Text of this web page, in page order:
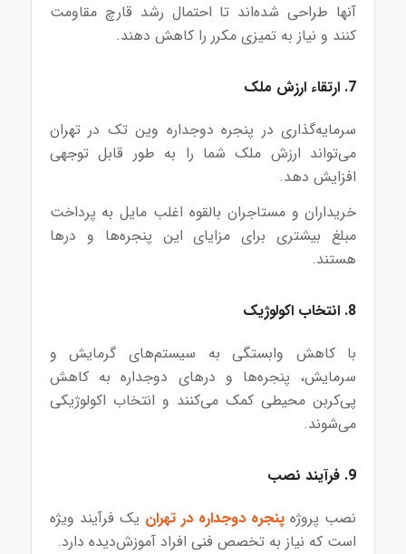
آنها طراحی شده‌اند تا احتمال رشد قارچ مقاومت
کنند و نیاز به تمیزی مکرر را کاهش دهند.
7. ارتقاء ارزش ملک
سرمایه‌گذاری در پنجره دوجداره وین تک در تهران
می‌تواند ارزش ملک شما را به طور قابل توجهی
افزایش دهد.
خریداران و مستاجران بالقوه اغلب مایل به پرداخت
مبلغ بیشتری برای مزایای این پنجره‌ها و درها
هستند.
8. انتخاب اکولوژیک
با کاهش وابستگی به سیستم‌های گرمایش و
سرمایش، پنجره‌ها و درهای دوجداره به کاهش
پی‌کربن محیطی کمک می‌کنند و انتخاب اکولوژیکی
می‌شوند.
9. فرآیند نصب
نصب پروژه پنجره دوجداره در تهران یک فرآیند ویژه
است که نیاز به تخصص فنی افراد آموزش‌دیده دارد.